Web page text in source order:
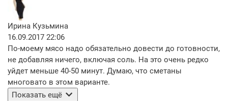
Ирина Кузьмина
16.09.2017 22:06
По-моему мясо надо обязательно довести до готовности,
не добавляя ничего, включая соль. На это очень редко
уйдет меньше 40-50 минут. Думаю, что сметаны
многовато в этом варианте.
Показать ещё